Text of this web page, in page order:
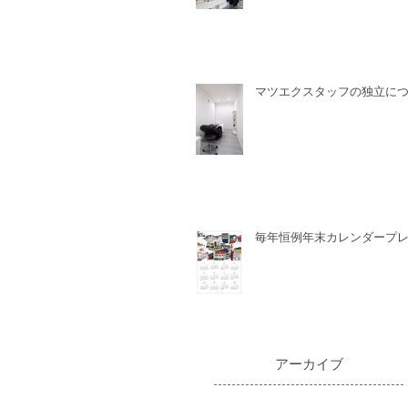
マツエクスタッフの独立に
毎年恒例年末カレンダープレ
​アーカイブ